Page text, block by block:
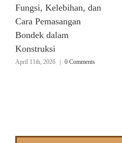
Fungsi, Kelebihan, dan
Cara Pemasangan
Bondek dalam
Konstruksi
April 11th, 2026 | 0 Comments